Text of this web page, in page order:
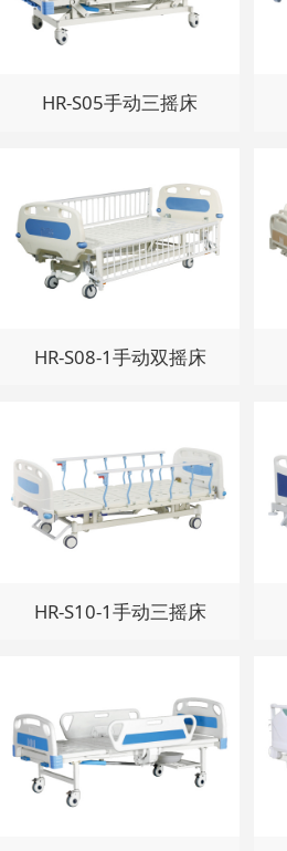
HR-S05手动三摇床
HR-S08-1手动双摇床
HR-S10-1手动三摇床